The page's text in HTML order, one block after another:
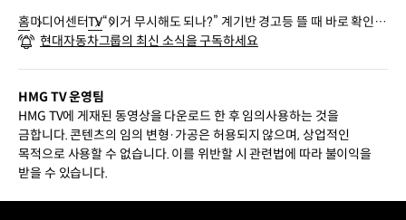
홈미디어센터TV“이거 무시해도 되나?” 계기반 경고등 뜰 때 바로 확인하
는 법
현대자동차그룹의 최신 소식을 구독하세요
HMG TV 운영팀
HMG TV에 게재된 동영상을 다운로드 한 후 임의사용하는 것을
금합니다. 콘텐츠의 임의 변형·가공은 허용되지 않으며, 상업적인
목적으로 사용할 수 없습니다. 이를 위반할 시 관련법에 따라 불이익을
받을 수 있습니다.